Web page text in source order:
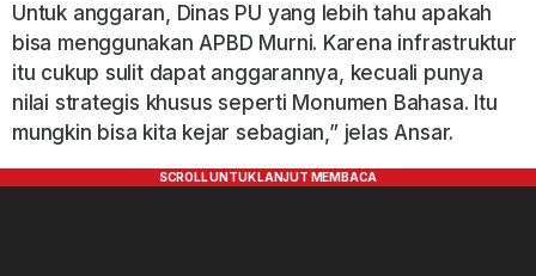
Untuk anggaran, Dinas PU yang lebih tahu apakah
bisa menggunakan APBD Murni. Karena infrastruktur
itu cukup sulit dapat anggarannya, kecuali punya
nilai strategis khusus seperti Monumen Bahasa. Itu
mungkin bisa kita kejar sebagian,” jelas Ansar.